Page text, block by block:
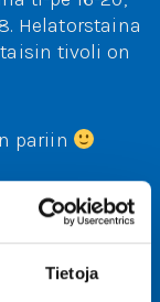
Tietoja
Helatorstaina
tivoli on
pariin